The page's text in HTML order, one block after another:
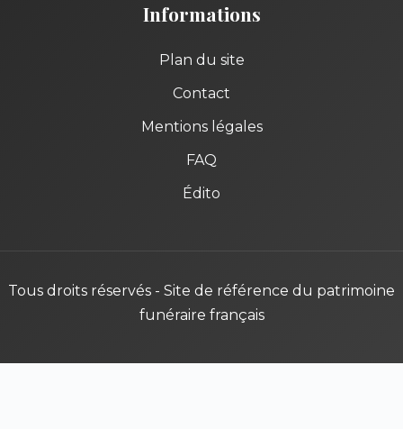
Informations
Plan du site
Contact
Mentions légales
FAQ
Édito
Tous droits réservés - Site de référence du patrimoine
funéraire français